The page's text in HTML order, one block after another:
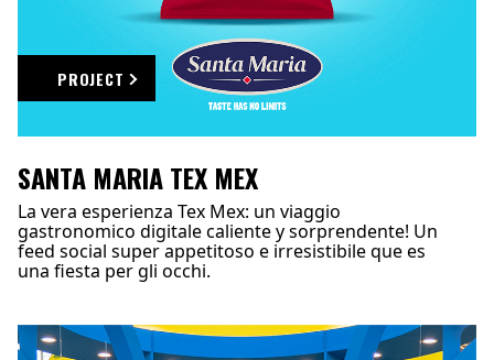
PROJECT
SANTA MARIA TEX MEX
La vera esperienza Tex Mex: un viaggio
gastronomico digitale caliente y sorprendente! Un
feed social super appetitoso e irresistibile que es
una fiesta per gli occhi.